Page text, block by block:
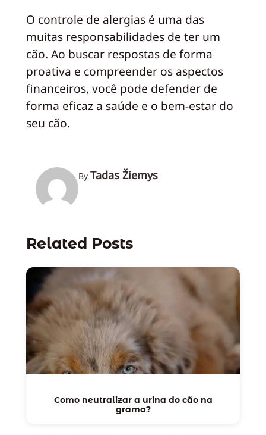
O controle de alergias é uma das
muitas responsabilidades de ter um
cão. Ao buscar respostas de forma
proativa e compreender os aspectos
financeiros, você pode defender de
forma eficaz a saúde e o bem-estar do
seu cão.
By Tadas Žiemys
Related Posts
Como neutralizar a urina do cão na
grama?